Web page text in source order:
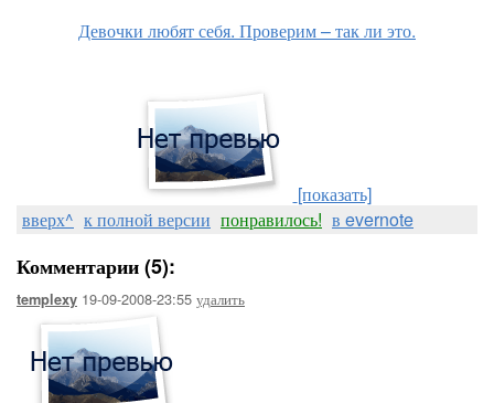
Девочки любят себя. Проверим – так ли это.
[показать]
вверх^ к полной версии понравилось! в evernote
Комментарии (5):
templexy 19-09-2008-23:55 удалить